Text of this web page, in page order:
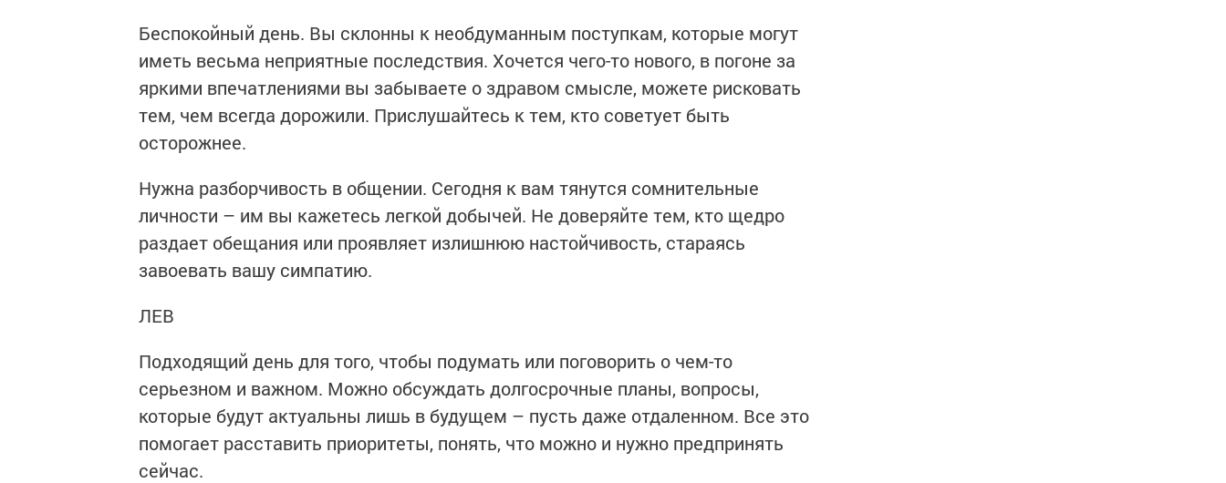
Беспокойный день. Вы склонны к необдуманным поступкам, которые могут
иметь весьма неприятные последствия. Хочется чего-то нового, в погоне за
яркими впечатлениями вы забываете о здравом смысле, можете рисковать
тем, чем всегда дорожили. Прислушайтесь к тем, кто советует быть
осторожнее.
Нужна разборчивость в общении. Сегодня к вам тянутся сомнительные
личности – им вы кажетесь легкой добычей. Не доверяйте тем, кто щедро
раздает обещания или проявляет излишнюю настойчивость, стараясь
завоевать вашу симпатию.
ЛЕВ
Подходящий день для того, чтобы подумать или поговорить о чем-то
серьезном и важном. Можно обсуждать долгосрочные планы, вопросы,
которые будут актуальны лишь в будущем – пусть даже отдаленном. Все это
помогает расставить приоритеты, понять, что можно и нужно предпринять
сейчас.